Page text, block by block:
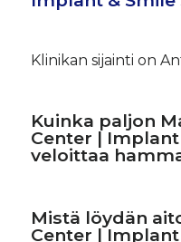
Klinikan sijainti on
Kuinka paljon
Center |
veloittaa
Mistä löydän
Center |